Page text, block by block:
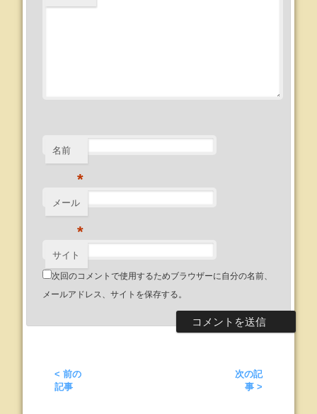
名前
*
メール
*
サイト
次回のコメントで使用するためブラウザーに自分の名前、
メールアドレス、サイトを保存する。
< 前の
記事
次の記
事 >